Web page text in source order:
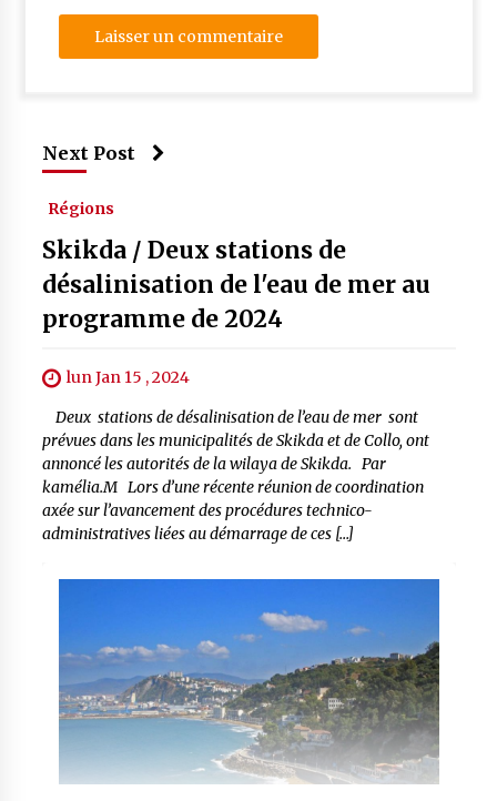
Next Post
Régions
Skikda / Deux stations de
désalinisation de l'eau de mer au
programme de 2024
lun Jan 15 , 2024
Deux stations de désalinisation de l’eau de mer sont
prévues dans les municipalités de Skikda et de Collo, ont
annoncé les autorités de la wilaya de Skikda. Par
kamélia.M Lors d’une récente réunion de coordination
axée sur l’avancement des procédures technico-
administratives liées au démarrage de ces […]